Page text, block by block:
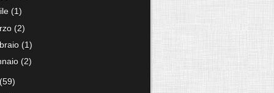
(1)
(2)
(1)
(2)
(59)